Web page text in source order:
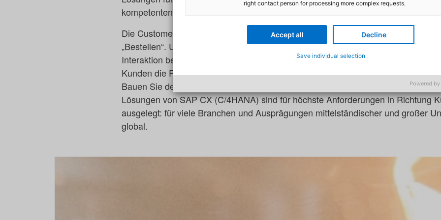
kompetenten Customer Experience Management.
Die Customer Journey beginnt nicht erst mit der Auswahl der Ware und endet
„Bestellen“. Um mit einem Interessenten eine langfristige Kundenbeziehung zu
Interaktion bestmöglich auf dessen Bedürfnisse zugeschnitten sein. Zudem
Kunden die Freiheit haben, zu entscheiden, welche Information und Transaktion
Bauen Sie deshalb auf die Customer-Experience-Erfahrung aus der adesso-
Lösungen von SAP CX (C/4HANA) sind für höchste Anforderungen in Richtung
ausgelegt: für viele Branchen und Ausprägungen mittelständischer und großer
global.
right contact person for processing more complex requests.
Accept all Decline
Save individual selection
Powered by